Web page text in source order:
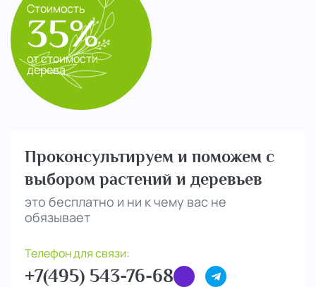
Стоимость
35%
от стоимости
дерева
Проконсультируем и поможем с
выбором растений и деревьев
это бесплатно и ни к чему вас не
обязывает
Телефон для связи:
+7(495) 543-76-68